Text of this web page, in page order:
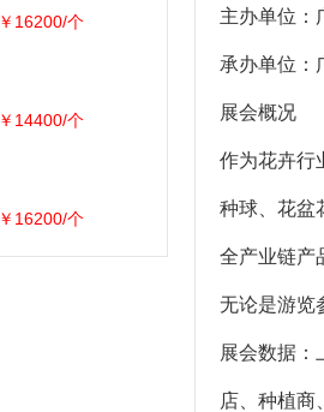
主办单位
承办单位
展会概况
作为花卉行
种球、花盆
全产业链产
无论是游览
展会数据：
店、种植商
￥16200/个
￥14400/个
￥16200/个